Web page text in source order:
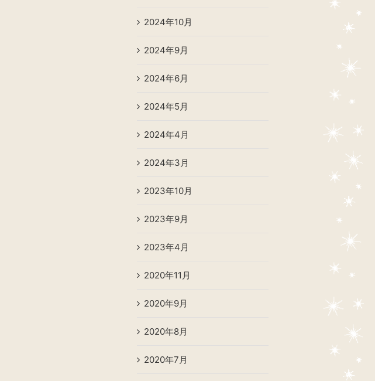
2024年10月
2024年9月
2024年6月
2024年5月
2024年4月
2024年3月
2023年10月
2023年9月
2023年4月
2020年11月
2020年9月
2020年8月
2020年7月